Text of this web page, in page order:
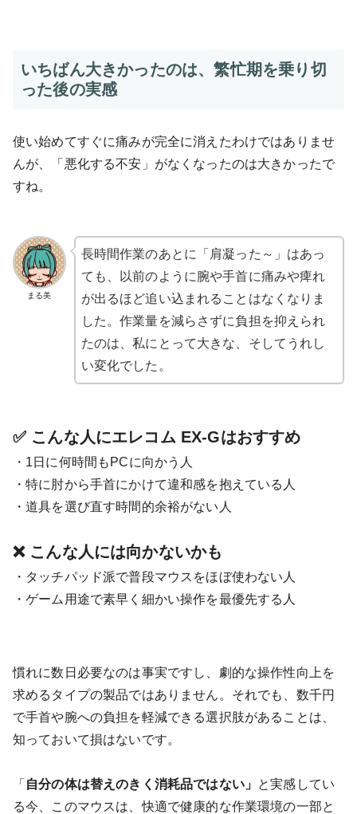
いちばん大きかったのは、繁忙期を乗り切
った後の実感
使い始めてすぐに痛みが完全に消えたわけではありませ
んが、「悪化する不安」がなくなったのは大きかったで
すね。
まる美
長時間作業のあとに「肩凝った～」はあっ
ても、以前のように腕や手首に痛みや痺れ
が出るほど追い込まれることはなくなりま
した。作業量を減らさずに負担を抑えられ
たのは、私にとって大きな、そしてうれし
い変化でした。
✅ こんな人にエレコム EX-Gはおすすめ
・1日に何時間もPCに向かう人
・特に肘から手首にかけて違和感を抱えている人
・道具を選び直す時間的余裕がない人
❌ こんな人には向かないかも
・タッチパッド派で普段マウスをほぼ使わない人
・ゲーム用途で素早く細かい操作を最優先する人
慣れに数日必要なのは事実ですし、劇的な操作性向上を
求めるタイプの製品ではありません。それでも、数千円
で手首や腕への負担を軽減できる選択肢があることは、
知っておいて損はないです。
「 自分の体は替えのきく消耗品ではない」 と実感してい
る今、このマウスは、快適で健康的な作業環境の一部と